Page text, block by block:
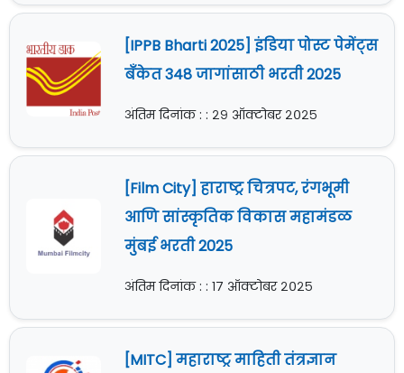
[IPPB Bharti 2025] इंडिया पोस्ट पेमेंट्स
बँकेत 348 जागांसाठी भरती 2025
अंतिम दिनांक : : २९ ऑक्टोबर २०२५
[Film City] हाराष्ट्र चित्रपट, रंगभूमी
आणि सांस्कृतिक विकास महामंडळ
मुंबई भरती 2025
अंतिम दिनांक : : १७ ऑक्टोबर २०२५
[MITC] महाराष्ट्र माहिती तंत्रज्ञान